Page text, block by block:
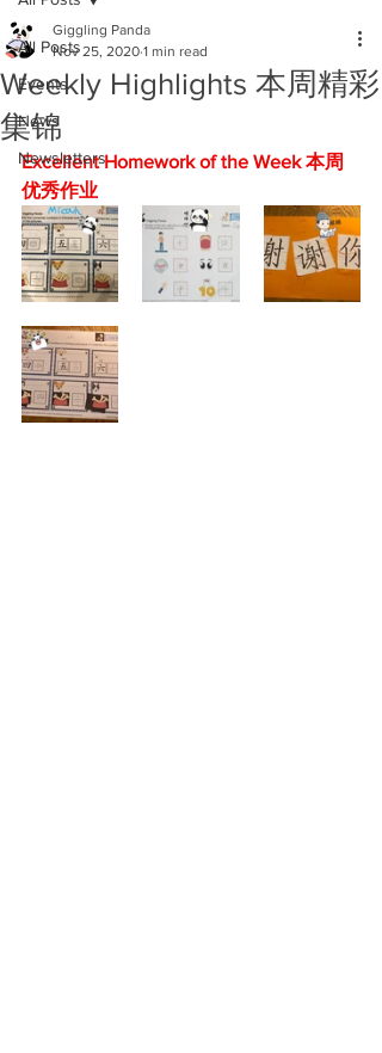
All Posts
Events
News
Newsletters
Weekly Highlights 本周精彩
集锦
Giggling Panda
Nov 25, 2020 1 min read
Excellent Homework of the Week 本周
优秀作业